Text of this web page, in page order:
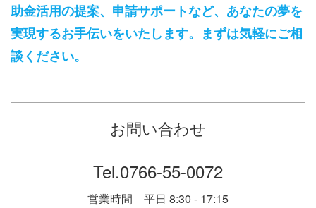
助金活用の提案、申請サポートなど、あなたの夢を
実現するお手伝いをいたします。まずは気軽にご相
談ください。
お問い合わせ
Tel.0766-55-0072
営業時間 平日 8:30 - 17:15